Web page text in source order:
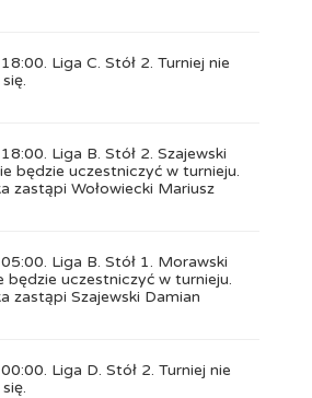
Liga C. Stół 2. Turniej nie
Liga B. Stół 2. Szajewski
będzie uczestniczyć w turnieju.
zastąpi Wołowiecki Mariusz
Liga B. Stół 1. Morawski
będzie uczestniczyć w turnieju.
zastąpi Szajewski Damian
Liga D. Stół 2. Turniej nie